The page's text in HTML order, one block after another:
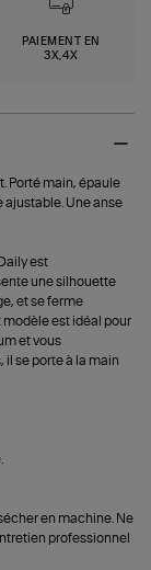
PAIEMENT EN
3X,4X
Porté main, épaule
ajustable. Une anse
est
une silhouette
et se ferme
est idéal pour
et vous
il se porte à la main
en machine. Ne
professionnel